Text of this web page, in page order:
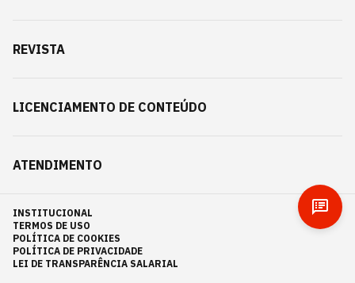
REVISTA
LICENCIAMENTO DE CONTEÚDO
ATENDIMENTO
INSTITUCIONAL
TERMOS DE USO
POLÍTICA DE COOKIES
POLÍTICA DE PRIVACIDADE
LEI DE TRANSPARÊNCIA SALARIAL